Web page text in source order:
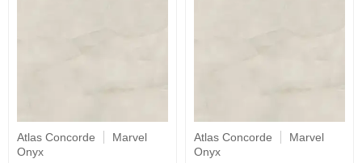
Atlas Concorde
Marvel
Onyx
Atlas Concorde
Marvel
Onyx